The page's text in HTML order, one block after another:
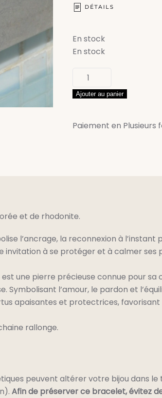
DÉTAILS
En stock
En stock
quantité
Bracelet
cheville
Ajouter au panier
Paiement en Plusieurs
et de rhodonite.
l’ancrage, la reconnexion à
invitation à se protéger et à calmer ses
une pierre précieuse connue pour sa
Symbolisant l’amour, le pardon et
apaisantes et protectrices,
rallonge.
peuvent altérer votre bijou dans
Afin de préserver ce bracelet, évitez